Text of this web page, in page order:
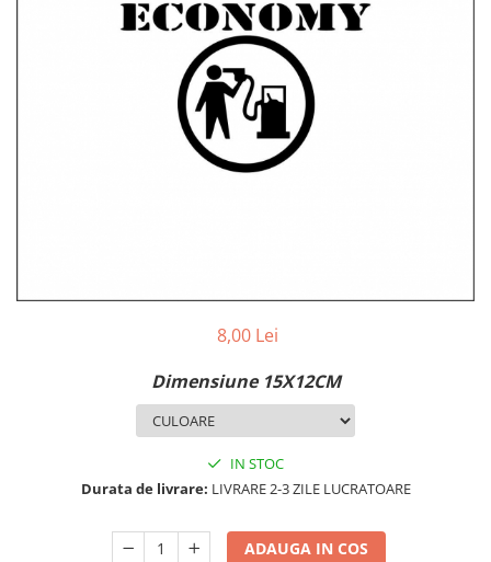
VOLVO
STICKERE STALPI SI GEAM MIC
STICKERE CAMUFLAJ
STICKERE PENTRU FIRME
8,00 Lei
Dimensiune 15X12CM
IN STOC
Durata de livrare: LIVRARE 2-3 ZILE LUCRATOARE
ADAUGA IN COS